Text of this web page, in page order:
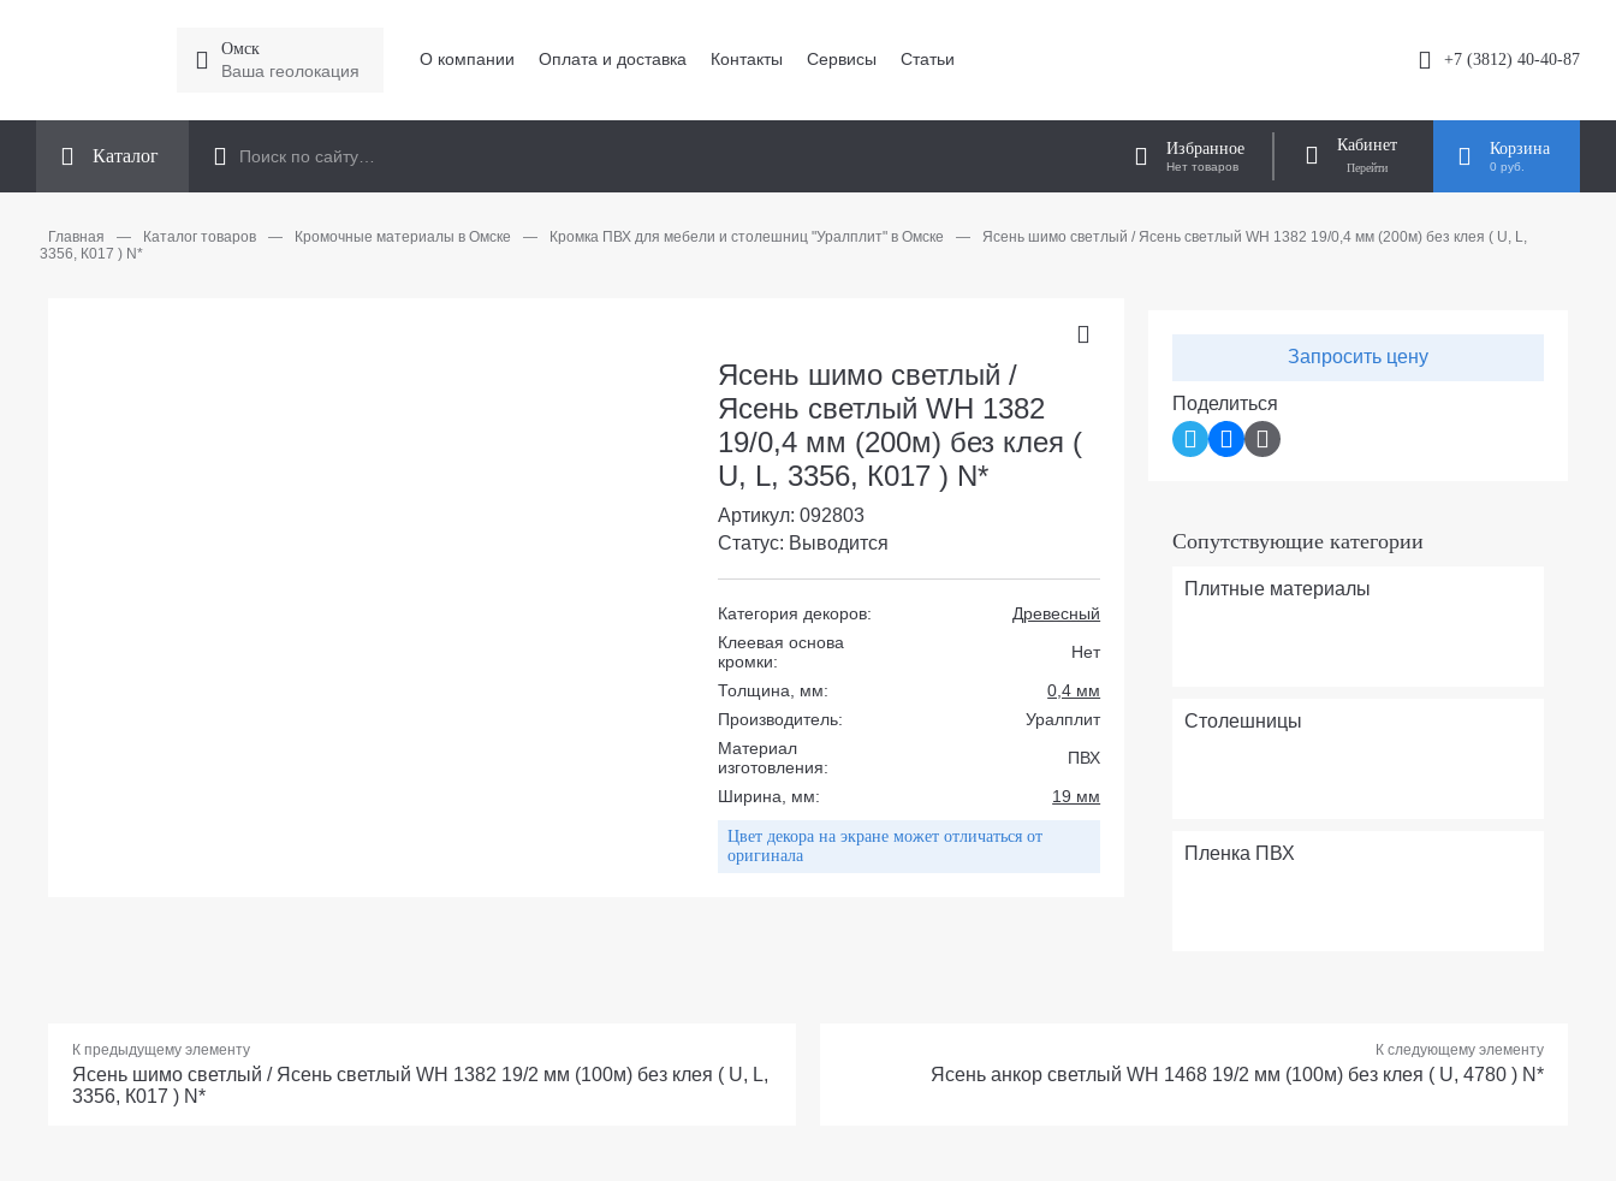
Омск
Ваша геолокация
О компании Оплата и доставка Контакты Сервисы Статьи +7 (3812) 40-40-87
Каталог Избранное
Нет товаров
Кабинет Корзина
0 руб.
Главная — Каталог товаров — Кромочные материалы в Омске — Кромка ПВХ для мебели и столешниц "Уралплит" в Омске —
Ясень шимо светлый / Ясень светлый WH 1382 19/0,4 мм (200м) без клея ( U, L,
3356, К017 ) N*
Запросить цену
Поделиться
Сопутствующие категории
Плитные материалы
Столешницы
Пленка ПВХ
Ясень шимо светлый /
Ясень светлый WH 1382
19/0,4 мм (200м) без клея (
U, L, 3356, К017 ) N*
Артикул: 092803
Статус: Выводится
Категория декоров:
Древесный
Клеевая основа
кромки:
Нет
Толщина, мм:
0,4 мм
Производитель:
Уралплит
Материал
изготовления:
ПВХ
Ширина, мм:
19 мм
Цвет декора на экране может отличаться от
оригинала
К предыдущему элементу
Ясень шимо светлый / Ясень светлый WH 1382 19/2 мм (100м) без клея ( U, L,
3356, К017 ) N*
К следующему элементу
Ясень анкор светлый WH 1468 19/2 мм (100м) без клея ( U, 4780 ) N*